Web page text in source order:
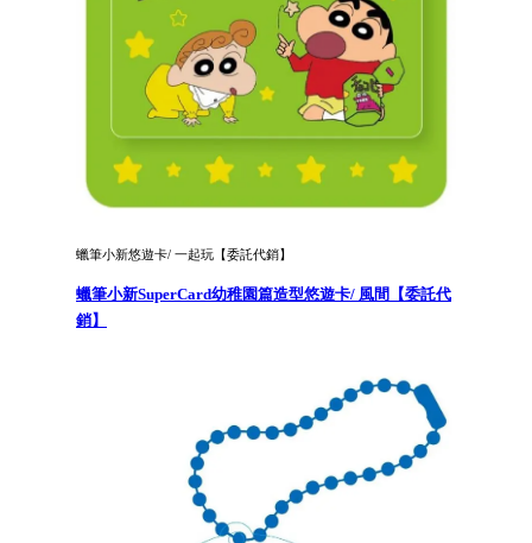
蠟筆小新悠遊卡/ 一起玩【委託代銷】
蠟筆小新SuperCard幼稚園篇造型悠遊卡/ 風間【委託代
銷】